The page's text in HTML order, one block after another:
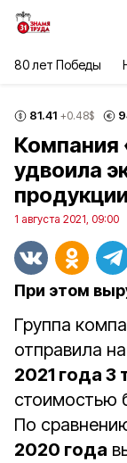
80 лет Победы
81.41 +0.48$
Компания
удвоила
продукции
1 августа 2021, 09:00
При этом
Группа
отправила
2021 года 3
стоимостью
По
2020 года